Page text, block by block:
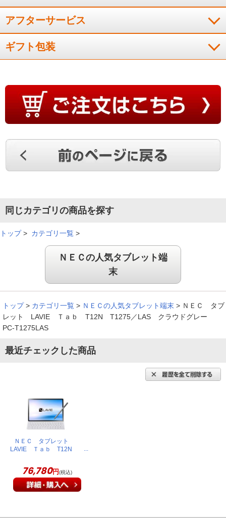
アフターサービス
ギフト包装
同じカテゴリの商品を探す
トップ> カテゴリ一覧 >
ＮＥＣの人気タブレット端
末
トップ > カテゴリ一覧 > ＮＥＣの人気タブレット端末 > ＮＥＣ タブ
レット LAVIE Ｔａｂ T12N T1275／LAS クラウドグレー
PC-T1275LAS
最近チェックした商品
ＮＥＣ タブレット
LAVIE Ｔａｂ T12N
ー PC-T1275LAS
76,780円(税込)